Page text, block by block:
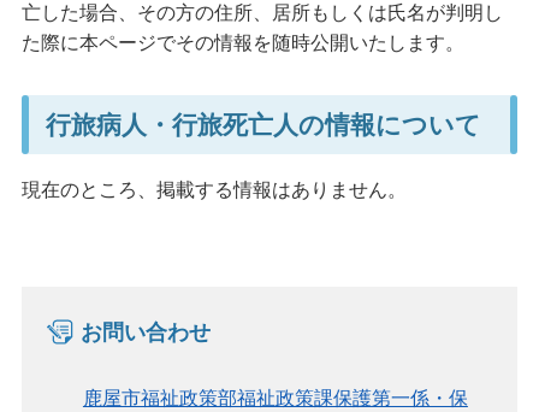
亡した場合、その方の住所、居所もしくは氏名が判明し
た際に本ページでその情報を随時公開いたします。
行旅病人・行旅死亡人の情報について
現在のところ、掲載する情報はありません。
お問い合わせ
鹿屋市福祉政策部福祉政策課保護第一係・保